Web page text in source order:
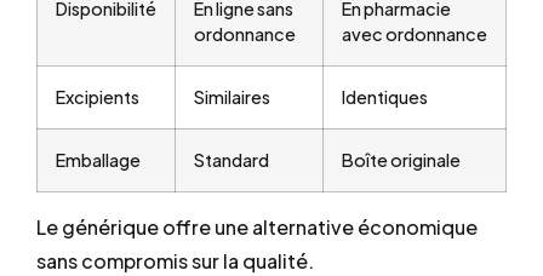
Disponibilité
En ligne sans
ordonnance
En pharmacie
avec ordonnance
Excipients Similaires Identiques
Emballage Standard Boîte originale
Le générique offre une alternative économique
sans compromis sur la qualité.